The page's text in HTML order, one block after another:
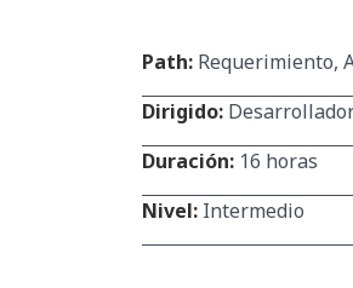
Path: Requerimiento,
Dirigido:
Duración: 16 horas
Nivel: Intermedio